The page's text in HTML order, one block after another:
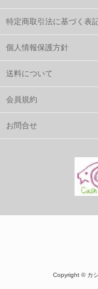
特定商取引法に基づく表
個人情報保護方針
送料について
会員規約
お問合せ
Copyright © カ